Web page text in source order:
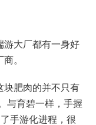
游大厂都有一身好
。
块肥肉的并不只有
与育碧一样，手握
手游化进程，很